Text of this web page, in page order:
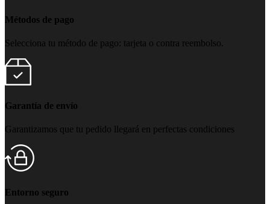
Métodos de pago
Selecciona tu método de pago: tarjeta o contra reembolso.
Garantía de envío
Garantizamos que tu pedido llegará en perfectas condiciones
Entorno seguro